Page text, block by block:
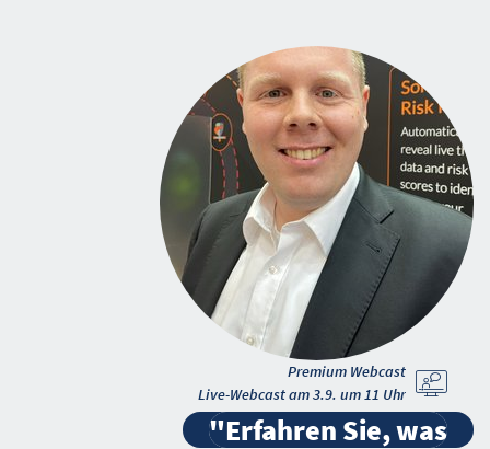
Premium Webcast
Live-Webcast am 3.9. um 11 Uhr
"Erfahren Sie, was